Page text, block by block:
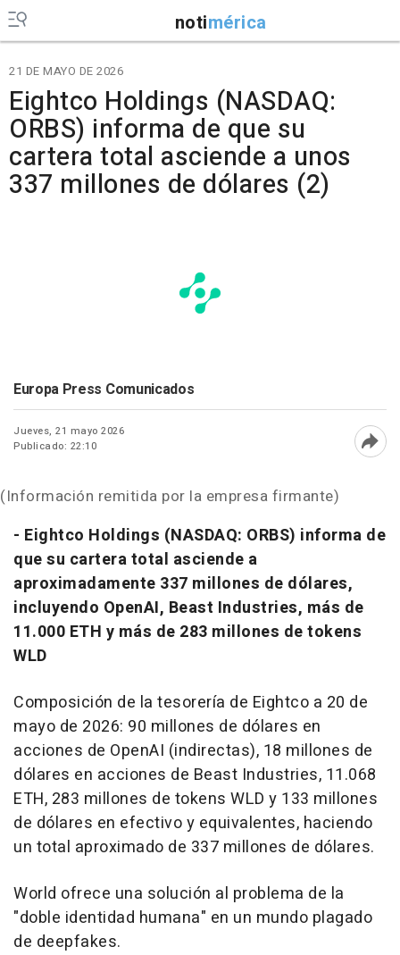
notimérica
21 DE MAYO DE 2026
Eightco Holdings (NASDAQ:
ORBS) informa de que su
cartera total asciende a unos
337 millones de dólares (2)
Europa Press Comunicados
Jueves, 21 mayo 2026
Publicado: 22:10
(Información remitida por la empresa firmante)
- Eightco Holdings (NASDAQ: ORBS) informa de
que su cartera total asciende a
aproximadamente 337 millones de dólares,
incluyendo OpenAI, Beast Industries, más de
11.000 ETH y más de 283 millones de tokens
WLD
Composición de la tesorería de Eightco a 20 de
mayo de 2026: 90 millones de dólares en
acciones de OpenAI (indirectas), 18 millones de
dólares en acciones de Beast Industries, 11.068
ETH, 283 millones de tokens WLD y 133 millones
de dólares en efectivo y equivalentes, haciendo
un total aproximado de 337 millones de dólares.
World ofrece una solución al problema de la
"doble identidad humana" en un mundo plagado
de deepfakes.